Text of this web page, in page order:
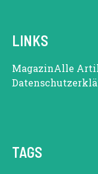
LINKS
MagazinAlle
TAGS